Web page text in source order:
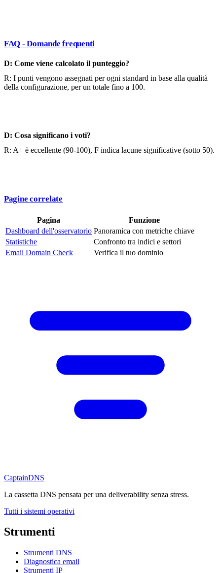
FAQ - Domande frequenti
D: Come viene calcolato il punteggio?
R: I punti vengono assegnati per ogni standard in base alla qualità
della configurazione, per un totale fino a 100.
D: Cosa significano i voti?
R: A+ è eccellente (90-100), F indica lacune significative (sotto 50).
Pagine correlate
Pagina
Funzione
Dashboard dell'osservatorio Panoramica con metriche chiave
Statistiche
Confronto tra indici e settori
Email Domain Check
Verifica il tuo dominio
CaptainDNS
La cassetta DNS pensata per una deliverability senza stress.
Tutti i sistemi operativi
Strumenti
Strumenti DNS
Diagnostica email
Strumenti IP